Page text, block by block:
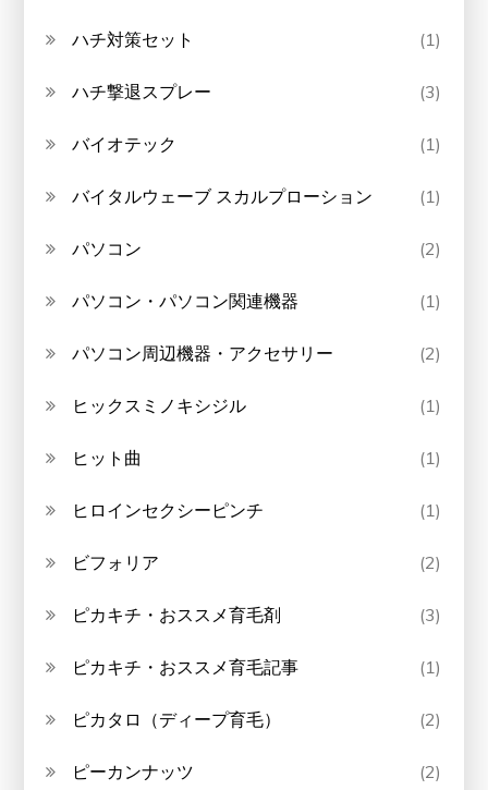
ハチ対策セット (1)
ハチ撃退スプレー (3)
バイオテック (1)
バイタルウェーブ スカルプローション (1)
パソコン (2)
パソコン・パソコン関連機器 (1)
パソコン周辺機器・アクセサリー (2)
ヒックスミノキシジル (1)
ヒット曲 (1)
ヒロインセクシーピンチ (1)
ビフォリア (2)
ピカキチ・おススメ育毛剤 (3)
ピカキチ・おススメ育毛記事 (1)
ピカタロ（ディープ育毛） (2)
ピーカンナッツ (2)